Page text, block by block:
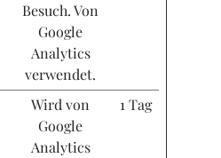
Besuch. Von
Google
Analytics
verwendet.
Wird von
Google
Analytics
1 Tag